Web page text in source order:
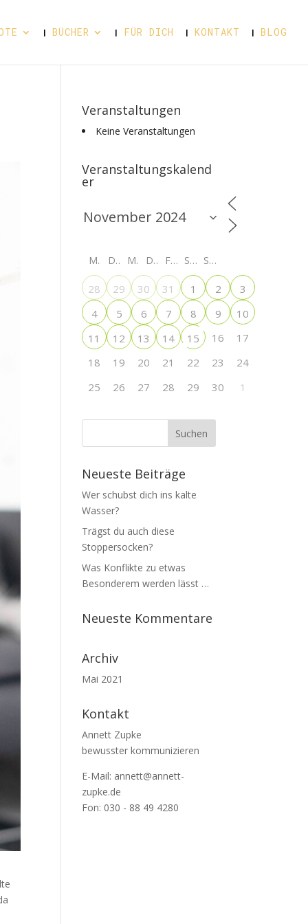
BÜCHER FÜR DICH KONTAKT BLOG
Veranstaltungen
Keine Veranstaltungen
Veranstaltungskalend
er
M D M D F S S
28 29 30 31 1 2
3
4
5 6 7 8 9
10
11
12 13 14 15 16
17
18
19 20 21 22 23
24
25
26 27 28 29 30 1
Neueste Beiträge
Wer schubst dich ins kalte
Wasser?
Trägst du auch diese
Stoppersocken?
Was Konflikte zu etwas
Besonderem werden lässt …
Neueste Kommentare
Archiv
Mai 2021
Kontakt
Annett Zupke
bewusster kommunizieren
E-Mail: annett@annett-
zupke.de
Fon: 030 - 88 49 4280